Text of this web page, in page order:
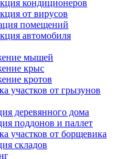
кондиционеров
от вирусов
помещений
автомобиля
мышей
крыс
кротов
участков от грызунов
деревянного дома
поддонов и паллет
участков от борщевика
складов